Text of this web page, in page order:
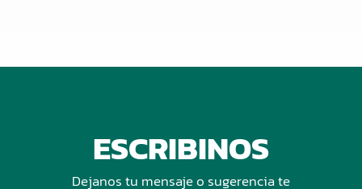
ESCRIBINOS
Dejanos tu mensaje o sugerencia te